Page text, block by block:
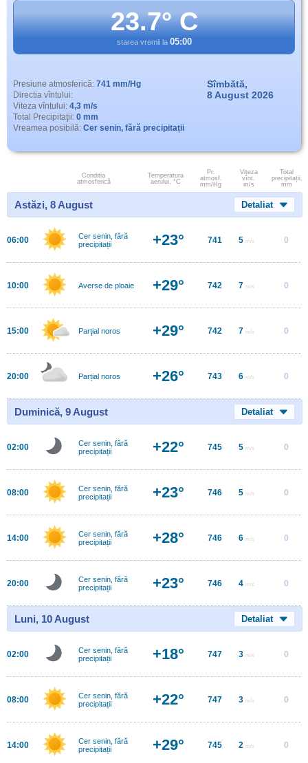
23.7° C
starea vremii la 05:00
Presiune atmosferică: 741 mm/Hg
Directia vîntului:
Viteza vîntului: 4,3 m/s
Total Precipitaţii: 0 mm
Vreamea posibilă: Cer senin, fără precipitații
Sîmbătă,
8 August 2026
Conditia
atmosferică
Temperatura
aerului, °C
Pr.
atmosf.
mm/Hg
Viteza
vînt.
m/s
Total
precipitații,
mm
Astăzi, 8 August Detaliat
06:00
Cer senin, fără
precipitații
+23° 741 5 m/s 0
10:00 Averse de ploaie +29° 742 7 m/s 0
15:00 Parţial noros +29° 742 7 m/s 0
20:00 Parțial noros +26° 743 6 m/s 0
Duminică, 9 August Detaliat
02:00
Cer senin, fără
precipitații
+22° 745 5 m/s 0
08:00
Cer senin, fără
precipitații
+23° 746 5 m/s 0
14:00
Cer senin, fără
precipitații
+28° 746 6 m/s 0
20:00
Cer senin, fără
precipitații
+23° 746 4 m/s 0
Luni, 10 August Detaliat
02:00
Cer senin, fără
precipitații
+18° 747 3 m/s 0
08:00
Cer senin, fără
precipitații
+22° 747 3 m/s 0
14:00
Cer senin, fără
precipitații
+29° 745 2 m/s 0